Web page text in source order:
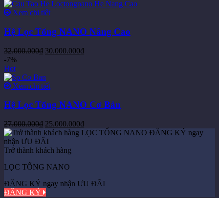
Xem chi tiết
Hệ Lọc Tổng NANO Nâng Cao
32.000.000₫ 30.000.000₫
-7%
Hot
Xem chi tiết
Hệ Lọc Tổng NANO Cơ Bản
27.000.000₫ 25.000.000₫
Trở thành khách hàng
LỌC TỔNG NANO
ĐĂNG KÝ ngay nhận ƯU ĐÃI
ĐĂNG KÝ